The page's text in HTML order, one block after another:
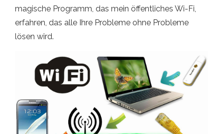
magische Programm, das mein öffentliches Wi-Fi,
erfahren, das alle Ihre Probleme ohne Probleme
lösen wird.